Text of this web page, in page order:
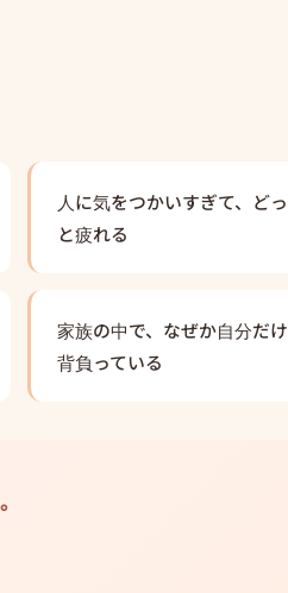
人に気をつかいすぎて、どっ
と疲れる
家族の中で、なぜか自分だけ
背負っている